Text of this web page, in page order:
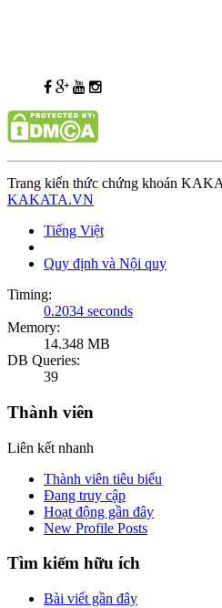
Trang kiến thức chứng khoán
KAKATA.VN
Tiếng Việt
Quy định và Nội quy
Timing:
0.2034 seconds
Memory:
14.348 MB
DB Queries:
39
Thành viên
Liên kết nhanh
Thành viên tiêu biểu
Đang truy cập
Hoạt động gần đây
New Profile Posts
Tìm kiếm hữu ích
Bài viết gần đây